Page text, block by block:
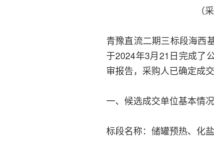
（
青豫直流二期三标段海西
于2024年3月21日完成了
审报告，采购人已确定成
一、候选成交单位基本情况
标段名称：储罐预热、化